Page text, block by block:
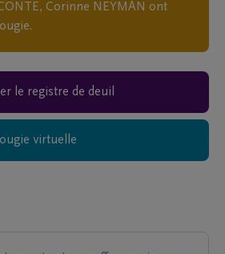
Corinne NEYMAN ont
le registre de deuil
virtuelle